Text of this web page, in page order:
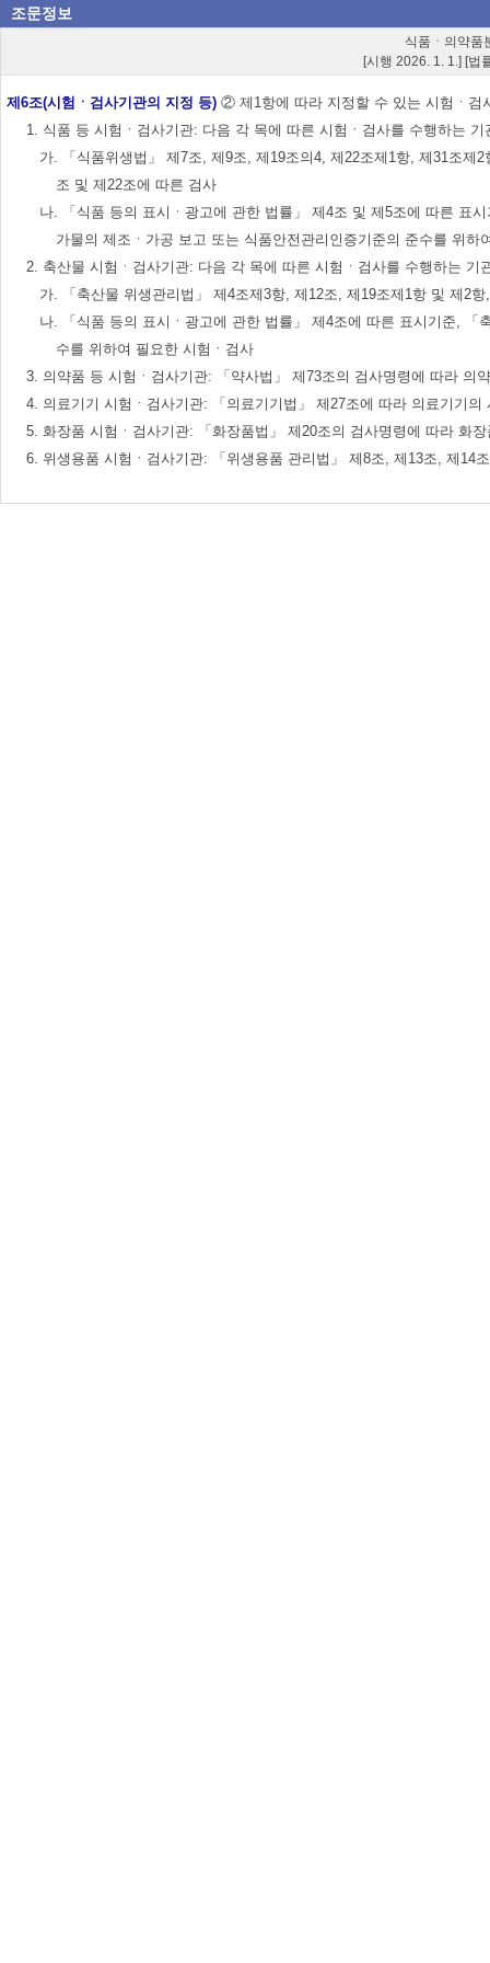
조문정보
식품ㆍ의약품
[시행 2026. 1. 1.] [법
제6조(시험ㆍ검사기관의 지정 등) ② 제1항에 따라 지정할 수 있는 시험ㆍ검
1. 식품 등 시험ㆍ검사기관: 다음 각 목에 따른 시험ㆍ검사를 수행하는 기
가. 「식품위생법」 제7조, 제9조, 제19조의4, 제22조제1항, 제31조
조 및 제22조에 따른 검사
나. 「식품 등의 표시ㆍ광고에 관한 법률」 제4조 및 제5조에 따른 표
가물의 제조ㆍ가공 보고 또는 식품안전관리인증기준의 준수를 위하
2. 축산물 시험ㆍ검사기관: 다음 각 목에 따른 시험ㆍ검사를 수행하는 기
가. 「축산물 위생관리법」 제4조제3항, 제12조, 제19조제1항 및 제2
나. 「식품 등의 표시ㆍ광고에 관한 법률」 제4조에 따른 표시기준,
수를 위하여 필요한 시험ㆍ검사
3. 의약품 등 시험ㆍ검사기관: 「약사법」 제73조의 검사명령에 따라 의
4. 의료기기 시험ㆍ검사기관: 「의료기기법」 제27조에 따라 의료기기의
5. 화장품 시험ㆍ검사기관: 「화장품법」 제20조의 검사명령에 따라 화
6. 위생용품 시험ㆍ검사기관: 「위생용품 관리법」 제8조, 제13조, 제14